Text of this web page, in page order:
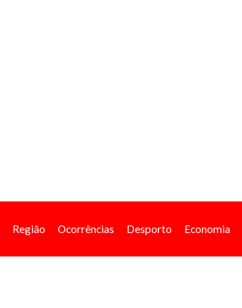
Região Ocorrências Desporto Economia